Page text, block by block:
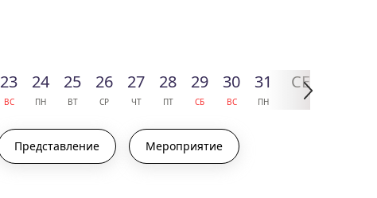
23
ВС
24
ПН
25
ВТ
26
СР
27
ЧТ
28
ПТ
29
СБ
30
ВС
31
ПН
СЕН
Представление Мероприятие